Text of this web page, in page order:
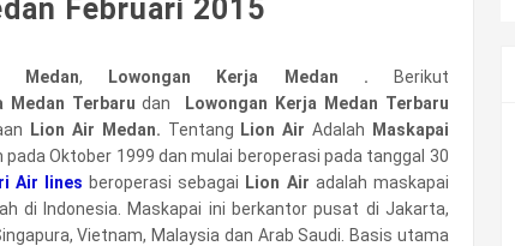
Februari 2015
Medan, Lowongan Kerja Medan .
Berikut
Medan Terbarudan
Lowongan Kerja Medan Terbaru
Lion Air Medan. Tentang Lion Air Adalah
Maskapai
pada Oktober 1999 dan mulai beroperasi pada tanggal 30
Air lines beroperasi sebagai Lion Air adalah maskapai
di Indonesia. Maskapai ini berkantor pusat di Jakarta,
Vietnam, Malaysia dan Arab Saudi. Basis utama